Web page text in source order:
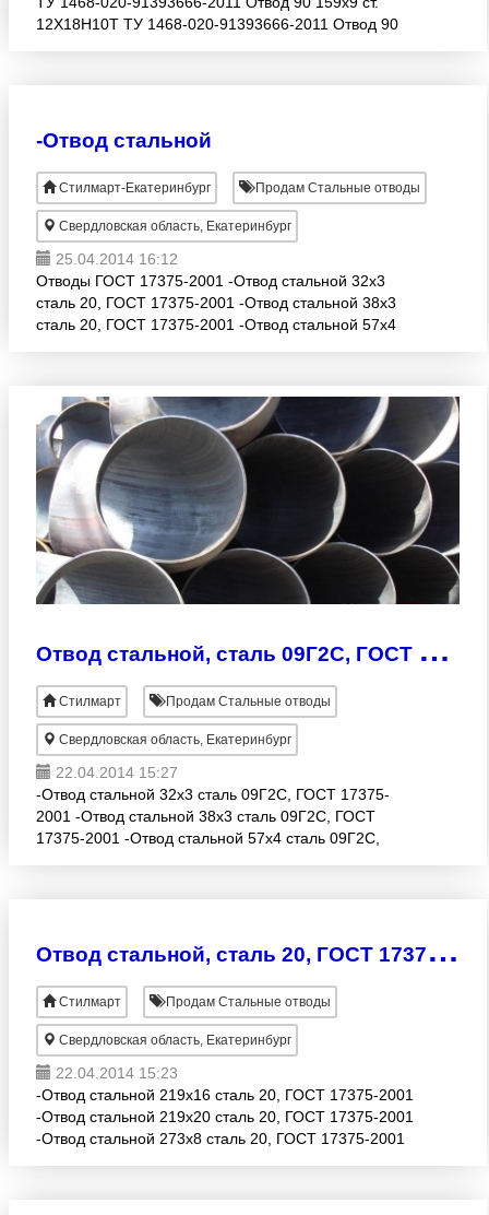
12Х18Н10Т ТУ 1468-020-91393666-2011 Отвод 90
-Отвод стальной
Стилмарт-Екатеринбург Продам Стальные отводы
Свердловская область, Екатеринбург
25.04.2014 16:12
Отводы ГОСТ 17375-2001 -Отвод стальной 32х3
сталь 20, ГОСТ 17375-2001 -Отвод стальной 38х3
сталь 20, ГОСТ 17375-2001 -Отвод стальной 57х4
О
твод стальной, сталь 09Г2С, ГОСТ 17375-2001, различные диаметры
Стилмарт Продам Стальные отводы
Свердловская область, Екатеринбург
22.04.2014 15:27
-Отвод стальной 32х3 сталь 09Г2С, ГОСТ 17375-
2001 -Отвод стальной 38х3 сталь 09Г2С, ГОСТ
17375-2001 -Отвод стальной 57х4 сталь 09Г2С,
О
твод стальной, сталь 20, ГОСТ 17375-2001, различные диаметры
Стилмарт Продам Стальные отводы
Свердловская область, Екатеринбург
22.04.2014 15:23
-Отвод стальной 219х16 сталь 20, ГОСТ 17375-2001
-Отвод стальной 219х20 сталь 20, ГОСТ 17375-2001
-Отвод стальной 273х8 сталь 20, ГОСТ 17375-2001